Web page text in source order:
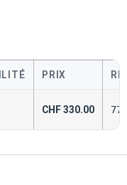
PRIX
CHF330.00